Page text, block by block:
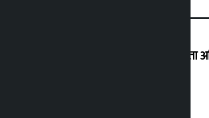
‘देशमा कहिल्यै नभएको शासकीय अराजकता